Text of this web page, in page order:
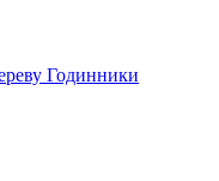
Годинники